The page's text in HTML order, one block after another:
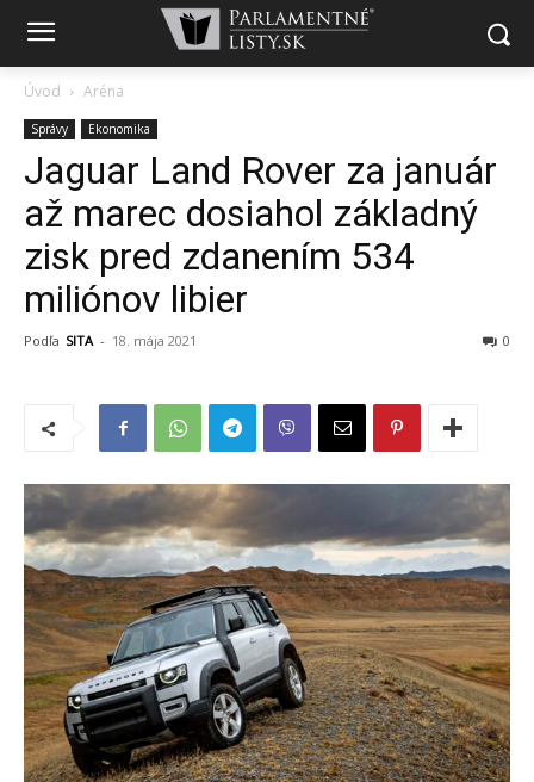
Úvod Aréna
Správy Ekonomika
Jaguar Land Rover za január
až marec dosiahol základný
zisk pred zdanením 534
miliónov libier
Podľa SITA - 18. mája 2021 0